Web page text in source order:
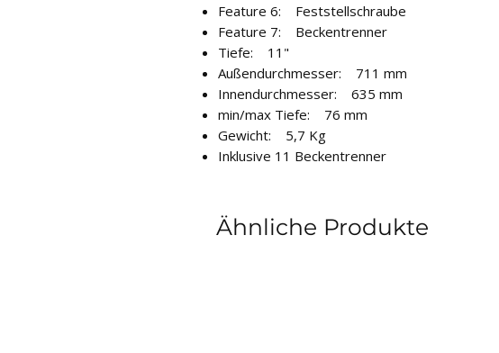
Feature 6: Feststellschraube
Feature 7: Beckentrenner
Tiefe: 11"
Außendurchmesser: 711 mm
Innendurchmesser: 635 mm
min/max Tiefe: 76 mm
Gewicht: 5,7 Kg
Inklusive 11 Beckentrenner
Ähnliche Produkte